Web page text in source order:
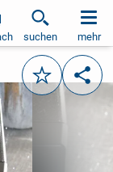
suchen mehr
Merken